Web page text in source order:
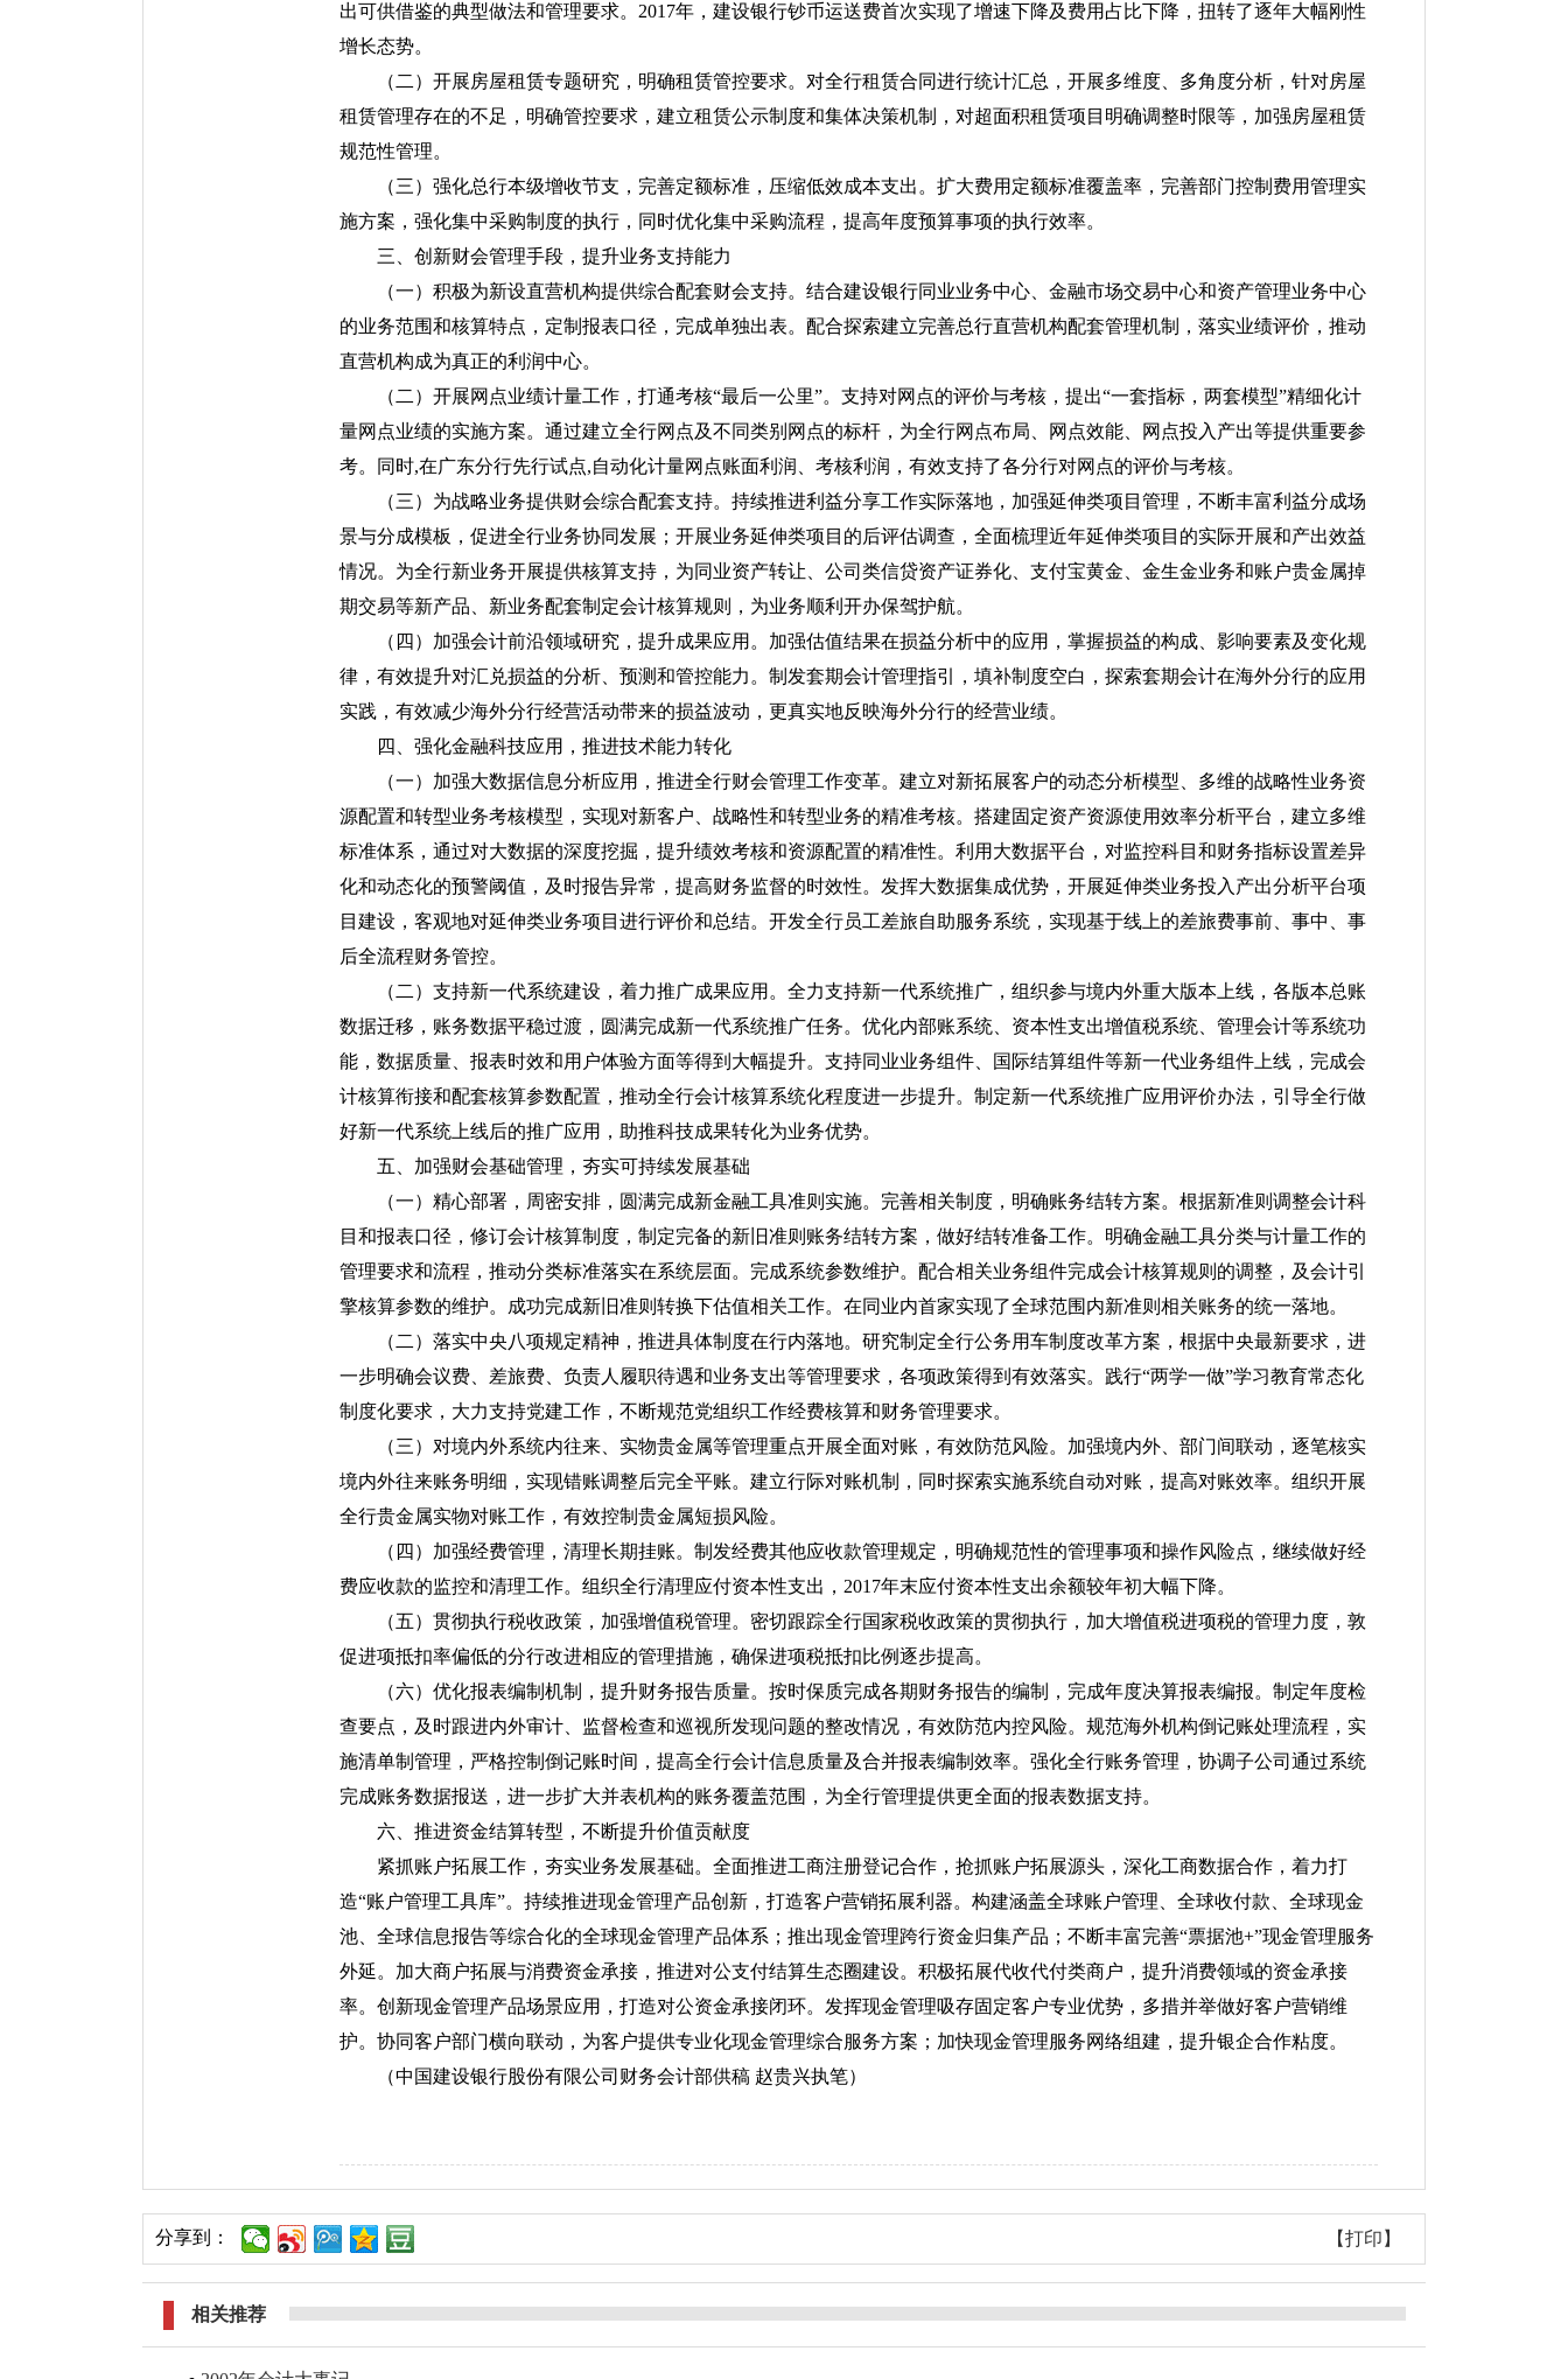
出可供借鉴的典型做法和管理要求。2017年，建设银行钞币运送费首次实现了增速下降及费用占比下降，扭转了逐年大幅刚性
增长态势。
（二）开展房屋租赁专题研究，明确租赁管控要求。对全行租赁合同进行统计汇总，开展多维度、多角度分析，针对房屋
租赁管理存在的不足，明确管控要求，建立租赁公示制度和集体决策机制，对超面积租赁项目明确调整时限等，加强房屋租赁
规范性管理。
（三）强化总行本级增收节支，完善定额标准，压缩低效成本支出。扩大费用定额标准覆盖率，完善部门控制费用管理实
施方案，强化集中采购制度的执行，同时优化集中采购流程，提高年度预算事项的执行效率。
三、创新财会管理手段，提升业务支持能力
（一）积极为新设直营机构提供综合配套财会支持。结合建设银行同业业务中心、金融市场交易中心和资产管理业务中心
的业务范围和核算特点，定制报表口径，完成单独出表。配合探索建立完善总行直营机构配套管理机制，落实业绩评价，推动
直营机构成为真正的利润中心。
（二）开展网点业绩计量工作，打通考核“最后一公里”。支持对网点的评价与考核，提出“一套指标，两套模型”精细化计
量网点业绩的实施方案。通过建立全行网点及不同类别网点的标杆，为全行网点布局、网点效能、网点投入产出等提供重要参
考。同时,在广东分行先行试点,自动化计量网点账面利润、考核利润，有效支持了各分行对网点的评价与考核。
（三）为战略业务提供财会综合配套支持。持续推进利益分享工作实际落地，加强延伸类项目管理，不断丰富利益分成场
景与分成模板，促进全行业务协同发展；开展业务延伸类项目的后评估调查，全面梳理近年延伸类项目的实际开展和产出效益
情况。为全行新业务开展提供核算支持，为同业资产转让、公司类信贷资产证券化、支付宝黄金、金生金业务和账户贵金属掉
期交易等新产品、新业务配套制定会计核算规则，为业务顺利开办保驾护航。
（四）加强会计前沿领域研究，提升成果应用。加强估值结果在损益分析中的应用，掌握损益的构成、影响要素及变化规
律，有效提升对汇兑损益的分析、预测和管控能力。制发套期会计管理指引，填补制度空白，探索套期会计在海外分行的应用
实践，有效减少海外分行经营活动带来的损益波动，更真实地反映海外分行的经营业绩。
四、强化金融科技应用，推进技术能力转化
（一）加强大数据信息分析应用，推进全行财会管理工作变革。建立对新拓展客户的动态分析模型、多维的战略性业务资
源配置和转型业务考核模型，实现对新客户、战略性和转型业务的精准考核。搭建固定资产资源使用效率分析平台，建立多维
标准体系，通过对大数据的深度挖掘，提升绩效考核和资源配置的精准性。利用大数据平台，对监控科目和财务指标设置差异
化和动态化的预警阈值，及时报告异常，提高财务监督的时效性。发挥大数据集成优势，开展延伸类业务投入产出分析平台项
目建设，客观地对延伸类业务项目进行评价和总结。开发全行员工差旅自助服务系统，实现基于线上的差旅费事前、事中、事
后全流程财务管控。
（二）支持新一代系统建设，着力推广成果应用。全力支持新一代系统推广，组织参与境内外重大版本上线，各版本总账
数据迁移，账务数据平稳过渡，圆满完成新一代系统推广任务。优化内部账系统、资本性支出增值税系统、管理会计等系统功
能，数据质量、报表时效和用户体验方面等得到大幅提升。支持同业业务组件、国际结算组件等新一代业务组件上线，完成会
计核算衔接和配套核算参数配置，推动全行会计核算系统化程度进一步提升。制定新一代系统推广应用评价办法，引导全行做
好新一代系统上线后的推广应用，助推科技成果转化为业务优势。
五、加强财会基础管理，夯实可持续发展基础
（一）精心部署，周密安排，圆满完成新金融工具准则实施。完善相关制度，明确账务结转方案。根据新准则调整会计科
目和报表口径，修订会计核算制度，制定完备的新旧准则账务结转方案，做好结转准备工作。明确金融工具分类与计量工作的
管理要求和流程，推动分类标准落实在系统层面。完成系统参数维护。配合相关业务组件完成会计核算规则的调整，及会计引
擎核算参数的维护。成功完成新旧准则转换下估值相关工作。在同业内首家实现了全球范围内新准则相关账务的统一落地。
（二）落实中央八项规定精神，推进具体制度在行内落地。研究制定全行公务用车制度改革方案，根据中央最新要求，进
一步明确会议费、差旅费、负责人履职待遇和业务支出等管理要求，各项政策得到有效落实。践行“两学一做”学习教育常态化
制度化要求，大力支持党建工作，不断规范党组织工作经费核算和财务管理要求。
（三）对境内外系统内往来、实物贵金属等管理重点开展全面对账，有效防范风险。加强境内外、部门间联动，逐笔核实
境内外往来账务明细，实现错账调整后完全平账。建立行际对账机制，同时探索实施系统自动对账，提高对账效率。组织开展
全行贵金属实物对账工作，有效控制贵金属短损风险。
（四）加强经费管理，清理长期挂账。制发经费其他应收款管理规定，明确规范性的管理事项和操作风险点，继续做好经
费应收款的监控和清理工作。组织全行清理应付资本性支出，2017年末应付资本性支出余额较年初大幅下降。
（五）贯彻执行税收政策，加强增值税管理。密切跟踪全行国家税收政策的贯彻执行，加大增值税进项税的管理力度，敦
促进项抵扣率偏低的分行改进相应的管理措施，确保进项税抵扣比例逐步提高。
（六）优化报表编制机制，提升财务报告质量。按时保质完成各期财务报告的编制，完成年度决算报表编报。制定年度检
查要点，及时跟进内外审计、监督检查和巡视所发现问题的整改情况，有效防范内控风险。规范海外机构倒记账处理流程，实
施清单制管理，严格控制倒记账时间，提高全行会计信息质量及合并报表编制效率。强化全行账务管理，协调子公司通过系统
完成账务数据报送，进一步扩大并表机构的账务覆盖范围，为全行管理提供更全面的报表数据支持。
六、推进资金结算转型，不断提升价值贡献度
紧抓账户拓展工作，夯实业务发展基础。全面推进工商注册登记合作，抢抓账户拓展源头，深化工商数据合作，着力打
造“账户管理工具库”。持续推进现金管理产品创新，打造客户营销拓展利器。构建涵盖全球账户管理、全球收付款、全球现金
池、全球信息报告等综合化的全球现金管理产品体系；推出现金管理跨行资金归集产品；不断丰富完善“票据池+”现金管理服务
外延。加大商户拓展与消费资金承接，推进对公支付结算生态圈建设。积极拓展代收代付类商户，提升消费领域的资金承接
率。创新现金管理产品场景应用，打造对公资金承接闭环。发挥现金管理吸存固定客户专业优势，多措并举做好客户营销维
护。协同客户部门横向联动，为客户提供专业化现金管理综合服务方案；加快现金管理服务网络组建，提升银企合作粘度。
（中国建设银行股份有限公司财务会计部供稿 赵贵兴执笔）
分享到： 【打印】
相关推荐